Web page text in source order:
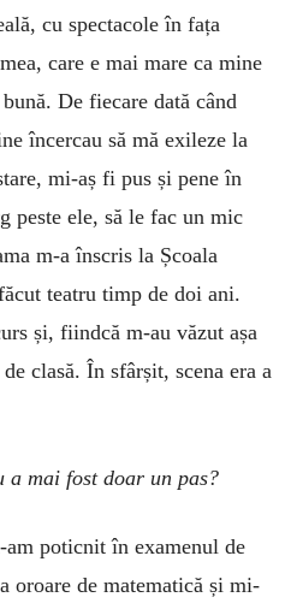
cu spectacole în fața
care e mai mare ca mine
De fiecare dată când
încercau să mă exileze la
mi-aș fi pus și pene în
peste ele, să le fac un mic
m-a înscris la Școala
teatru timp de doi ani.
și, fiindcă m-au văzut așa
clasă. În sfârșit, scena era a
a mai fost doar un pas?
am poticnit în examenul de
oroare de matematică și mi-